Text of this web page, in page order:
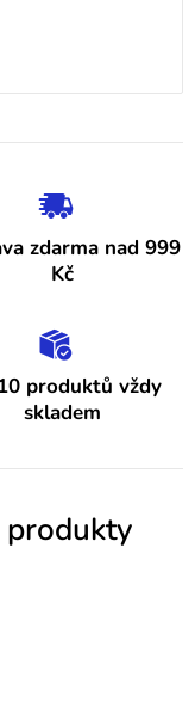
zdarma nad 999
Kč
produktů vždy
skladem